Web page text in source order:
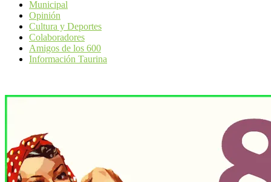
Municipal
Opinión
Cultura y Deportes
Colaboradores
Amigos de los 600
Información Taurina